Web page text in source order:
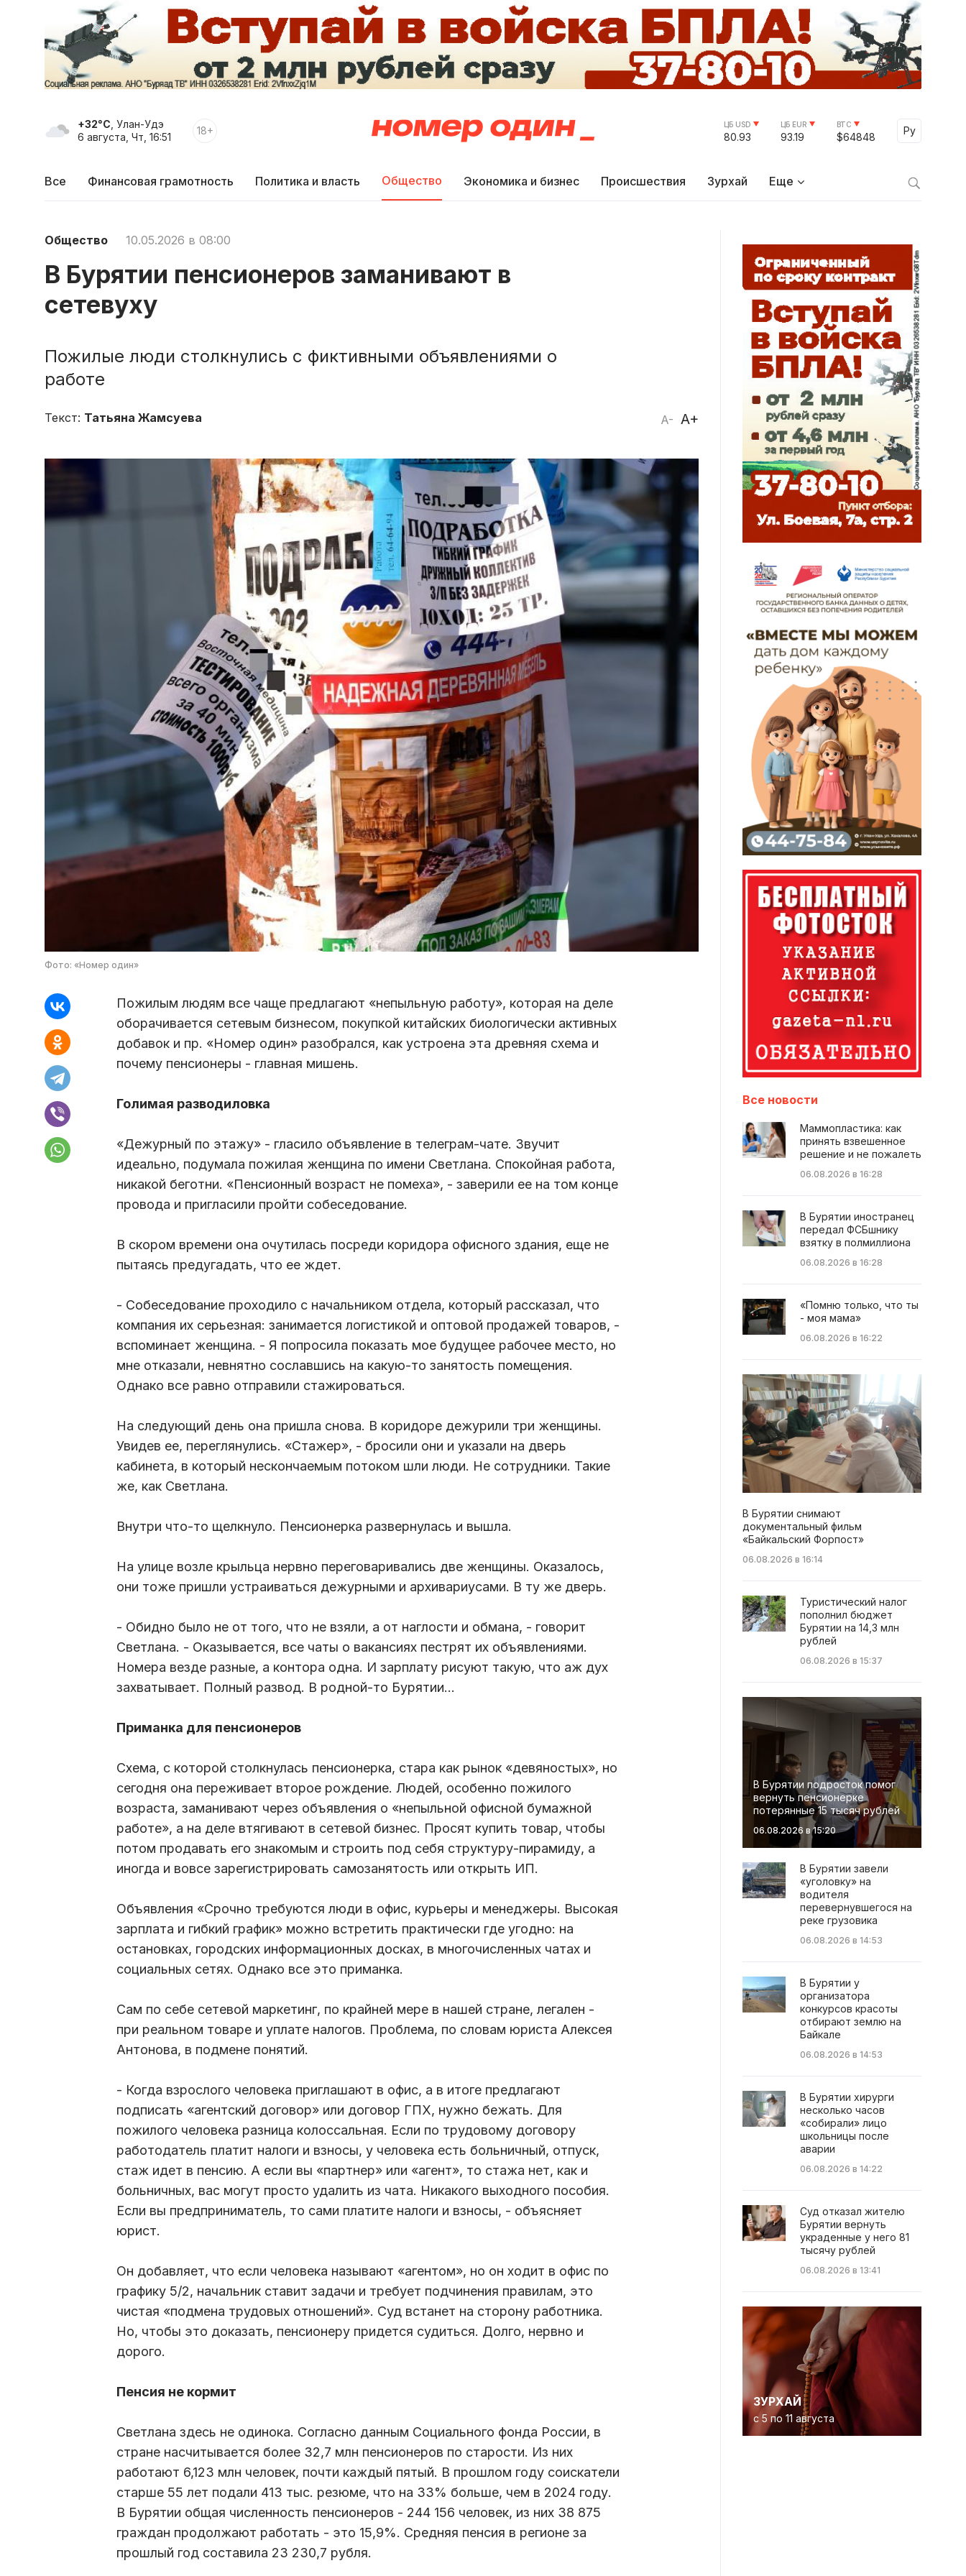
+32°C , Улан-Удэ
6 августа, Чт, 16:51
18+ ЦБ USD
80.93
ЦБ EUR
93.19
BTC
$64848
Ру
Select
Все Финансовая грамотность Политика и власть Общество Экономика и бизнес Происшествия Зурхай Еще
Общество 10.05.2026 в 08:00
В Бурятии пенсионеров заманивают в
сетевуху
Пожилые люди столкнулись с фиктивными объявлениями о
работе
A- A+
Текст: Татьяна Жамсуева
Фото: «Номер один»
Пожилым людям все чаще предлагают «непыльную работу», которая на деле
оборачивается сетевым бизнесом, покупкой китайских биологически активных
добавок и пр. «Номер один» разобрался, как устроена эта древняя схема и
почему пенсионеры - главная мишень.
Голимая разводиловка
«Дежурный по этажу» - гласило объявление в телеграм-чате. Звучит
идеально, подумала пожилая женщина по имени Светлана. Спокойная работа,
никакой беготни. «Пенсионный возраст не помеха», - заверили ее на том конце
провода и пригласили пройти собеседование.
В скором времени она очутилась посреди коридора офисного здания, еще не
пытаясь предугадать, что ее ждет.
- Собеседование проходило с начальником отдела, который рассказал, что
компания их серьезная: занимается логистикой и оптовой продажей товаров, -
вспоминает женщина. - Я попросила показать мое будущее рабочее место, но
мне отказали, невнятно сославшись на какую-то занятость помещения.
Однако все равно отправили стажироваться.
На следующий день она пришла снова. В коридоре дежурили три женщины.
Увидев ее, переглянулись. «Стажер», - бросили они и указали на дверь
кабинета, в который нескончаемым потоком шли люди. Не сотрудники. Такие
же, как Светлана.
Внутри что-то щелкнуло. Пенсионерка развернулась и вышла.
На улице возле крыльца нервно переговаривались две женщины. Оказалось,
они тоже пришли устраиваться дежурными и архивариусами. В ту же дверь.
- Обидно было не от того, что не взяли, а от наглости и обмана, - говорит
Светлана. - Оказывается, все чаты о вакансиях пестрят их объявлениями.
Номера везде разные, а контора одна. И зарплату рисуют такую, что аж дух
захватывает. Полный развод. В родной-то Бурятии...
Приманка для пенсионеров
Схема, с которой столкнулась пенсионерка, стара как рынок «девяностых», но
сегодня она переживает второе рождение. Людей, особенно пожилого
возраста, заманивают через объявления о «непыльной офисной бумажной
работе», а на деле втягивают в сетевой бизнес. Просят купить товар, чтобы
потом продавать его знакомым и строить под себя структуру-пирамиду, а
иногда и вовсе зарегистрировать самозанятость или открыть ИП.
Объявления «Срочно требуются люди в офис, курьеры и менеджеры. Высокая
зарплата и гибкий график» можно встретить практически где угодно: на
остановках, городских информационных досках, в многочисленных чатах и
социальных сетях. Однако все это приманка.
Сам по себе сетевой маркетинг, по крайней мере в нашей стране, легален -
при реальном товаре и уплате налогов. Проблема, по словам юриста Алексея
Антонова, в подмене понятий.
- Когда взрослого человека приглашают в офис, а в итоге предлагают
подписать «агентский договор» или договор ГПХ, нужно бежать. Для
пожилого человека разница колоссальная. Если по трудовому договору
работодатель платит налоги и взносы, у человека есть больничный, отпуск,
стаж идет в пенсию. А если вы «партнер» или «агент», то стажа нет, как и
больничных, вас могут просто удалить из чата. Никакого выходного пособия.
Если вы предприниматель, то сами платите налоги и взносы, - объясняет
юрист.
Он добавляет, что если человека называют «агентом», но он ходит в офис по
графику 5/2, начальник ставит задачи и требует подчинения правилам, это
чистая «подмена трудовых отношений». Суд встанет на сторону работника.
Но, чтобы это доказать, пенсионеру придется судиться. Долго, нервно и
дорого.
Пенсия не кормит
Светлана здесь не одинока. Согласно данным Социального фонда России, в
стране насчитывается более 32,7 млн пенсионеров по старости. Из них
работают 6,123 млн человек, почти каждый пятый. В прошлом году соискатели
старше 55 лет подали 413 тыс. резюме, что на 33% больше, чем в 2024 году.
В Бурятии общая численность пенсионеров - 244 156 человек, из них 38 875
граждан продолжают работать - это 15,9%. Средняя пенсия в регионе за
прошлый год составила 23 230,7 рубля.
Все новости
Маммопластика: как
принять взвешенное
решение и не пожалеть
06.08.2026 в 16:28
В Бурятии иностранец
передал ФСБшнику
взятку в полмиллиона
06.08.2026 в 16:28
«Помню только, что ты
- моя мама»
06.08.2026 в 16:22
В Бурятии снимают
документальный фильм
«Байкальский Форпост»
06.08.2026 в 16:14
Туристический налог
пополнил бюджет
Бурятии на 14,3 млн
рублей
06.08.2026 в 15:37
В Бурятии подросток помог
вернуть пенсионерке
потерянные 15 тысяч рублей
06.08.2026 в 15:20
В Бурятии завели
«уголовку» на
водителя
перевернувшегося на
реке грузовика
06.08.2026 в 14:53
В Бурятии у
организатора
конкурсов красоты
отбирают землю на
Байкале
06.08.2026 в 14:53
В Бурятии хирурги
несколько часов
«собирали» лицо
школьницы после
аварии
06.08.2026 в 14:22
Суд отказал жителю
Бурятии вернуть
украденные у него 81
тысячу рублей
06.08.2026 в 13:41
ЗУРХАЙ
с 5 по 11 августа